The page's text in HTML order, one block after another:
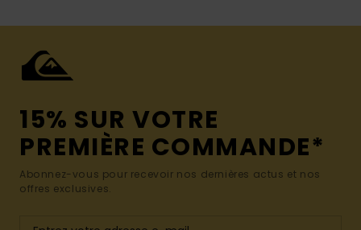
15% SUR VOTRE
PREMIÈRE COMMANDE*
Abonnez-vous pour recevoir nos dernières actus et nos
offres exclusives.